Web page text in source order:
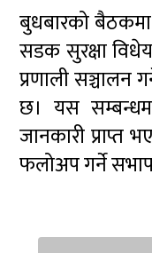
बुधबारको
सडक सुरक्षा
प्रणाली
छ। यस
जानकारी प्राप्त
फलोअप गर्ने